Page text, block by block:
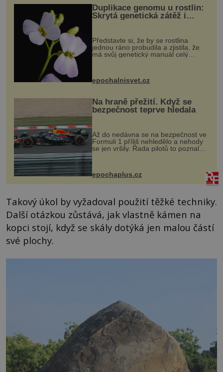
Duplikace genomu u rostlin:
Skrytá genetická zátěž i
Představte si, že by se rostlina
jednou ráno probudila a zjistila, že
má svůj genetický manuál celý
vstupenka...
epochalnisvet.cz
Na hraně přežití. Když se
bezpečnost teprve hledala
Až do nedávna se na bezpečnost ve
Formuli 1 příliš nehledělo a nehody
se jen vršily. Řada pilotů to poznala
na vlastní kůži, často s trvalými
následky nebo bohužel i ztrátou
života. Dnes nepochopiteln...
epochaplus.cz
Takový úkol by vyžadoval použití těžké techniky.
Další otázkou zůstává, jak vlastně kámen na
kopci stojí, když se skály dotýká jen malou částí
své plochy.